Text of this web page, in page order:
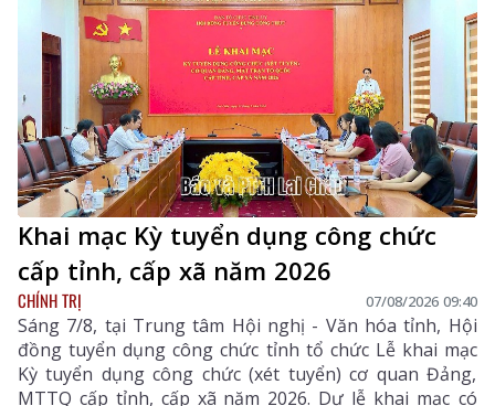
Khai mạc Kỳ tuyển dụng công chức
cấp tỉnh, cấp xã năm 2026
CHÍNH TRỊ 07/08/2026 09:40
Sáng 7/8, tại Trung tâm Hội nghị - Văn hóa tỉnh, Hội
đồng tuyển dụng công chức tỉnh tổ chức Lễ khai mạc
Kỳ tuyển dụng công chức (xét tuyển) cơ quan Đảng,
MTTQ cấp tỉnh, cấp xã năm 2026. Dự lễ khai mạc có